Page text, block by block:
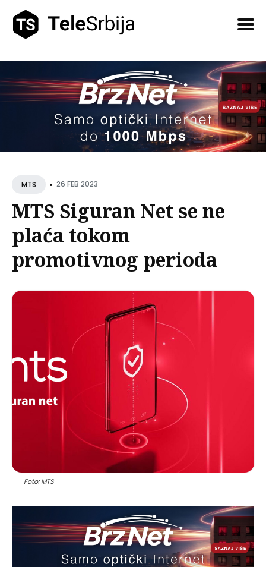
MTS • 26 FEB 2023
MTS Siguran Net se ne
plaća tokom
promotivnog perioda
Foto: MTS